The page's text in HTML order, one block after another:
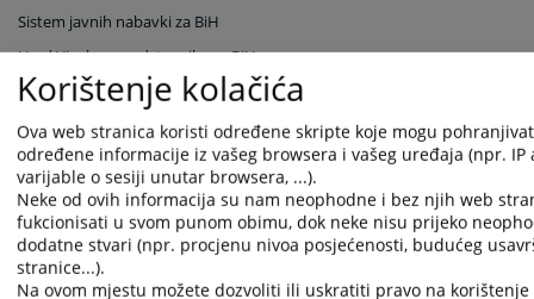
Sistem javnih nabavki za BiH
Ured Visokog predstavnika za BiH
Privredna štampa d.d.
Sarajevo
UNDP u BiH
UNDP u Srbiji i Crnoj Gori
UN
OSCE Misija u BiH
Evropski sud za ljudska prava
Korištenje kolačića
Ova web stranica koristi određene skripte koje mogu
određene informacije iz vašeg browsera i vašeg uređaja (npr. IP
varijable o sesiji unutar browsera, ...).
Neke od ovih informacija su nam neophodne i bez njih web
fukcionisati u svom punom obimu, dok neke nisu prijeko
dodatne stvari (npr. procjenu nivoa posjećenosti, budućeg
stranice...).
Na ovom mjestu možete dozvoliti ili uskratiti pravo na